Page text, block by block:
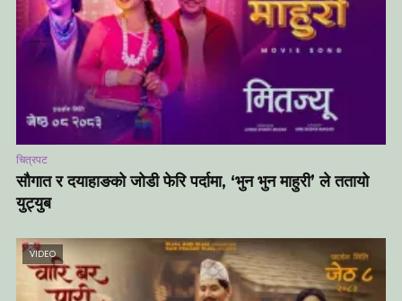
चित्रपट
सौगात र दयाहाङको जोडी फेरि पर्दामा, ‘भुन भुन माहुरी’ ले ततायो
युट्युब
VIDEO